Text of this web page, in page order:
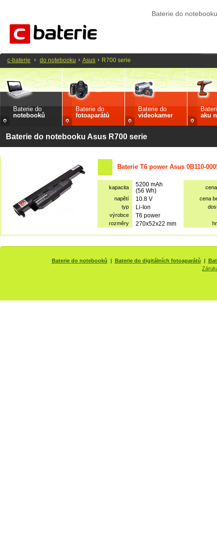
Baterie do
Baterie do
notebooků
Baterie do
fotoaparátů
Baterie do
videokamer
aku
Baterie do notebooku Asus R700 serie
Baterie T6 power Asus 0B110-
kapacita
5200 mAh
(56 Wh)
napětí
10.8 V
cena
typ
Li-Ion
výrobce
T6 power
rozměry 270x52x22 mm
c-baterie do notebooku Asus R700 serie
Baterie do notebooků | Baterie do digitálních fotoaparátů |